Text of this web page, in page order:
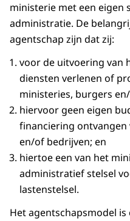
ministerie met een eigen
administratie. De
agentschap zijn dat zij:
voor de uitvoering van
diensten verlenen of
ministeries, burgers
hiervoor geen eigen
financiering
en/of bedrijven; en
hiertoe een van het
administratief stelsel
lastenstelsel.
Het agentschapsmodel